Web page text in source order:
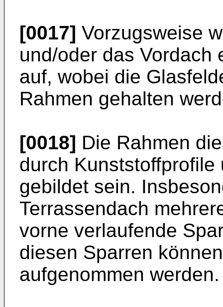
[0017] Vorzugsweise
und/oder das Vordach
auf, wobei die
Rahmen gehalten
[0018] Die Rahmen
durch
gebildet sein.
Terrassendach
vorne verlaufende
diesen Sparren
aufgenommen werden.